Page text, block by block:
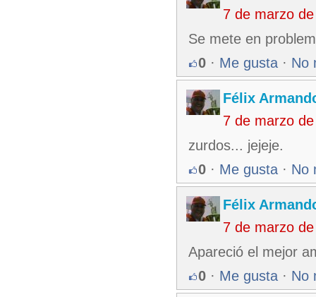
7 de marzo
Se mete en
0 · Me gusta · No
Félix
7 de marzo
zurdos... jejeje.
0 · Me gusta · No
Félix
7 de marzo
Apareció el mejor
0 · Me gusta · No